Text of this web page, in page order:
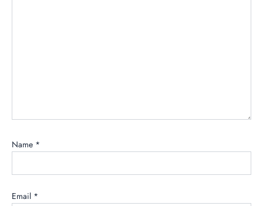
Name *
Email *